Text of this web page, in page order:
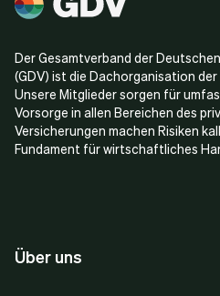
Der Gesamtverband der
(GDV) ist die Dachorganisation
Unsere Mitglieder sorgen für
Vorsorge in allen Bereichen des
Versicherungen machen Risiken
Fundament für wirtschaftliches
Über uns